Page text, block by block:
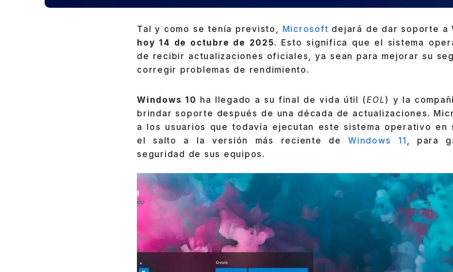
Tal y como se tenía previsto, Microsoft dejará de dar soporte a
hoy 14 de octubre de 2025. Esto significa que el sistema
de recibir actualizaciones oficiales, ya sean para mejorar su
corregir problemas de rendimiento.
Windows 10 ha llegado a su final de vida útil ( EOL) y la
brindar soporte después de una década de actualizaciones.
a los usuarios que todavía ejecutan este sistema operativo en
el salto a la versión más reciente deWindows 11
, para
seguridad de sus equipos.